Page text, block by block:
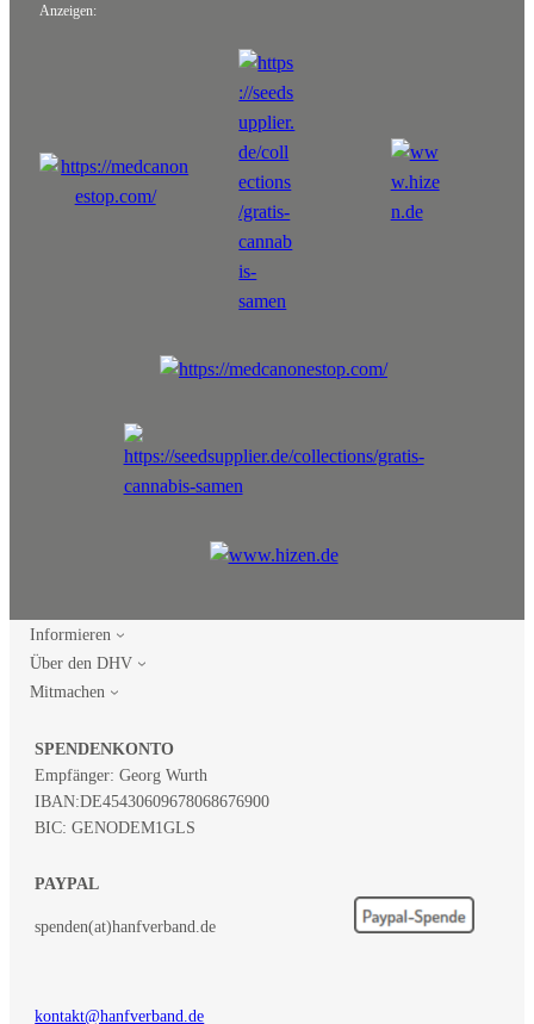
Anzeigen:
Informieren
Über den DHV
Mitmachen
SPENDENKONTO
Empfänger: Georg Wurth
IBAN:DE45430609678068676900
BIC: GENODEM1GLS
PAYPAL
spenden(at)hanfverband.de
kontakt@hanfverband.de